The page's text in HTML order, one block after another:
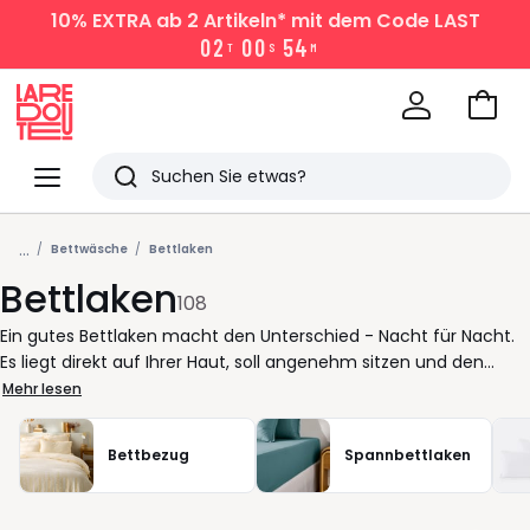
10% EXTRAab 2 Artikeln* mit dem Code LAST
02 T 00 S 54 M
Menü
Redoute
Suchen
Zuletzt
angesehen
Artikel
Zum
... Bettwäsche Bettlaken
Bettlaken108
Ein gutes Bettlaken macht den Unterschied - Nacht für Nacht.
Es liegt direkt auf Ihrer Haut, soll angenehm sitzen und den
Schlaf nicht stören. Bei La Redoute finden Sie bettlaken, die
Ihren Alltag vereinfachen: leicht aufzuziehen, formstabil und
passend zu Ihren matratzen, auch mit topper. Ein
Spannbettlaken mit zuverlässigem gummizug bleibt dort, wo es
hingehört, selbst wenn Sie sich viel bewegen. Wichtig ist die
Mehr lesen
Bettbezug Spannbettlaken